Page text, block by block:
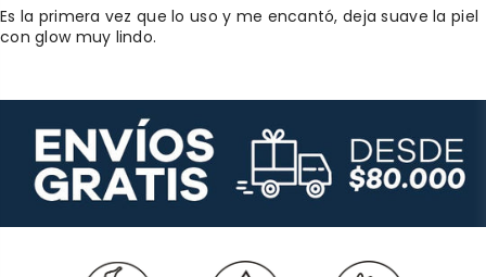
Es la primera vez que lo uso y me encantó, deja suave la piel
con glow muy lindo.